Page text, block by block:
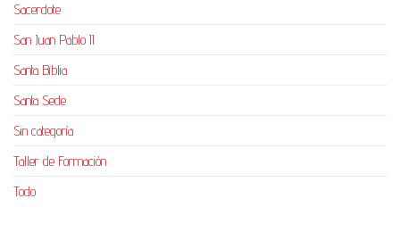
Sacerdote
San Juan Pablo II
Santa Biblia
Santa Sede
Sin categoría
Taller de Formación
Todo